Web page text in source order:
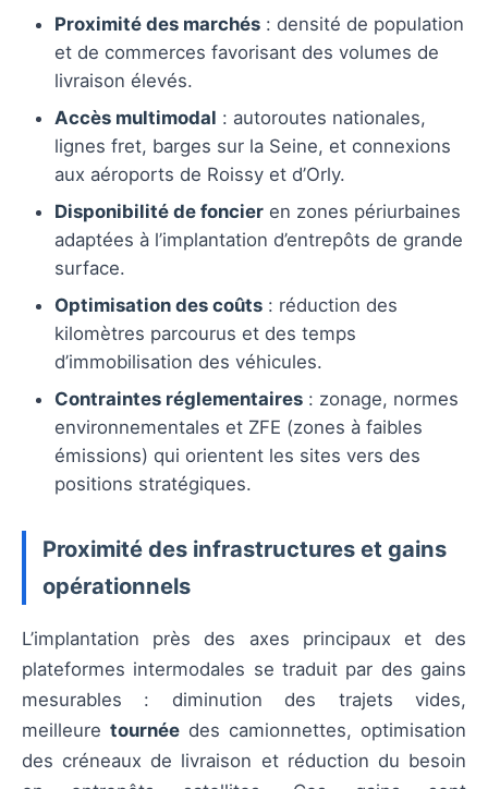
Proximité des marchés : densité de population
et de commerces favorisant des volumes de
livraison élevés.
Accès multimodal : autoroutes nationales,
lignes fret, barges sur la Seine, et connexions
aux aéroports de Roissy et d’Orly.
Disponibilité de foncier en zones périurbaines
adaptées à l’implantation d’entrepôts de grande
surface.
Optimisation des coûts : réduction des
kilomètres parcourus et des temps
d’immobilisation des véhicules.
Contraintes réglementaires : zonage, normes
environnementales et ZFE (zones à faibles
émissions) qui orientent les sites vers des
positions stratégiques.
Proximité des infrastructures et gains
opérationnels
L’implantation près des axes principaux et des
plateformes intermodales se traduit par des gains
mesurables : diminution des trajets vides,
meilleure tournée des camionnettes, optimisation
des créneaux de livraison et réduction du besoin